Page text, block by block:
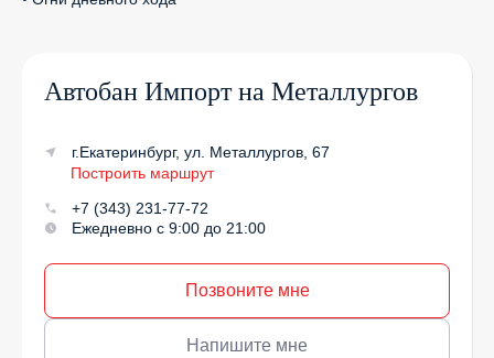
Автобан Импорт на Металлургов
г.Екатеринбург, ул. Металлургов, 67
Построить маршрут
+7 (343) 231-77-72
Ежедневно с 9:00 до 21:00
Позвоните мне
Напишите мне